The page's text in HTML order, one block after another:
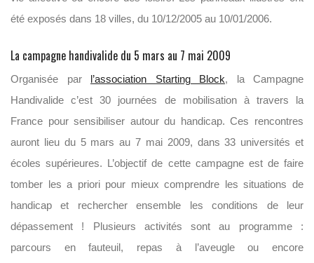
été exposés dans 18 villes, du 10/12/2005 au 10/01/2006.
La campagne handivalide du 5 mars au 7 mai 2009
Organisée par l’association Starting Block, la Campagne
Handivalide c’est 30 journées de mobilisation à travers la
France pour sensibiliser autour du handicap. Ces rencontres
auront lieu du 5 mars au 7 mai 2009, dans 33 universités et
écoles supérieures. L’objectif de cette campagne est de faire
tomber les a priori pour mieux comprendre les situations de
handicap et rechercher ensemble les conditions de leur
dépassement ! Plusieurs activités sont au programme :
parcours en fauteuil, repas à l’aveugle ou encore